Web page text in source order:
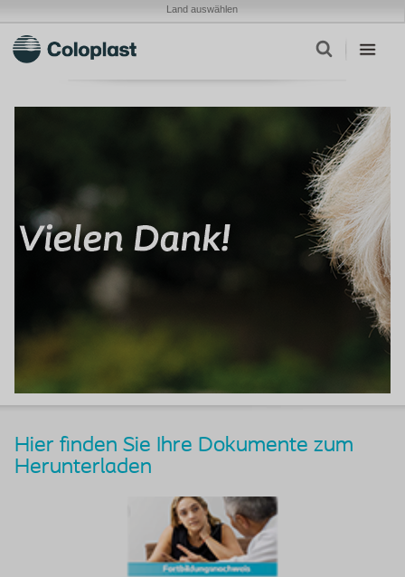
Land auswählen
Hier finden Sie Ihre Dokumente zum
Herunterladen